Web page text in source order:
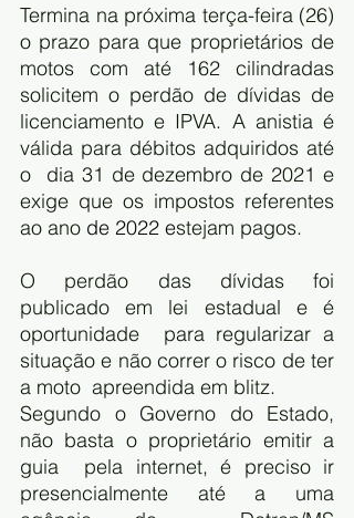
Termina na próxima terça-feira (26)
o prazo para que proprietários de
motos com até 162 cilindradas
solicitem o perdão de dívidas de
licenciamento e IPVA. A anistia é
válida para débitos adquiridos até
o  dia 31 de dezembro de 2021 e
exige que os impostos referentes
ao ano de 2022 estejam pagos.
O perdão das dívidas foi
publicado em lei estadual e é
oportunidade  para regularizar a
situação e não correr o risco de ter
a moto  apreendida em blitz.
Segundo o Governo do Estado,
não basta o proprietário emitir a
guia  pela internet, é preciso ir
presencialmente até a uma